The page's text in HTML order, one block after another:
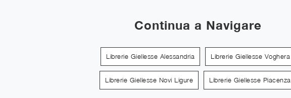
Continua a Navigare
Librerie Giellesse Alessandria Librerie Giellesse Voghera
Librerie Giellesse Novi Ligure Librerie Giellesse Piacenza